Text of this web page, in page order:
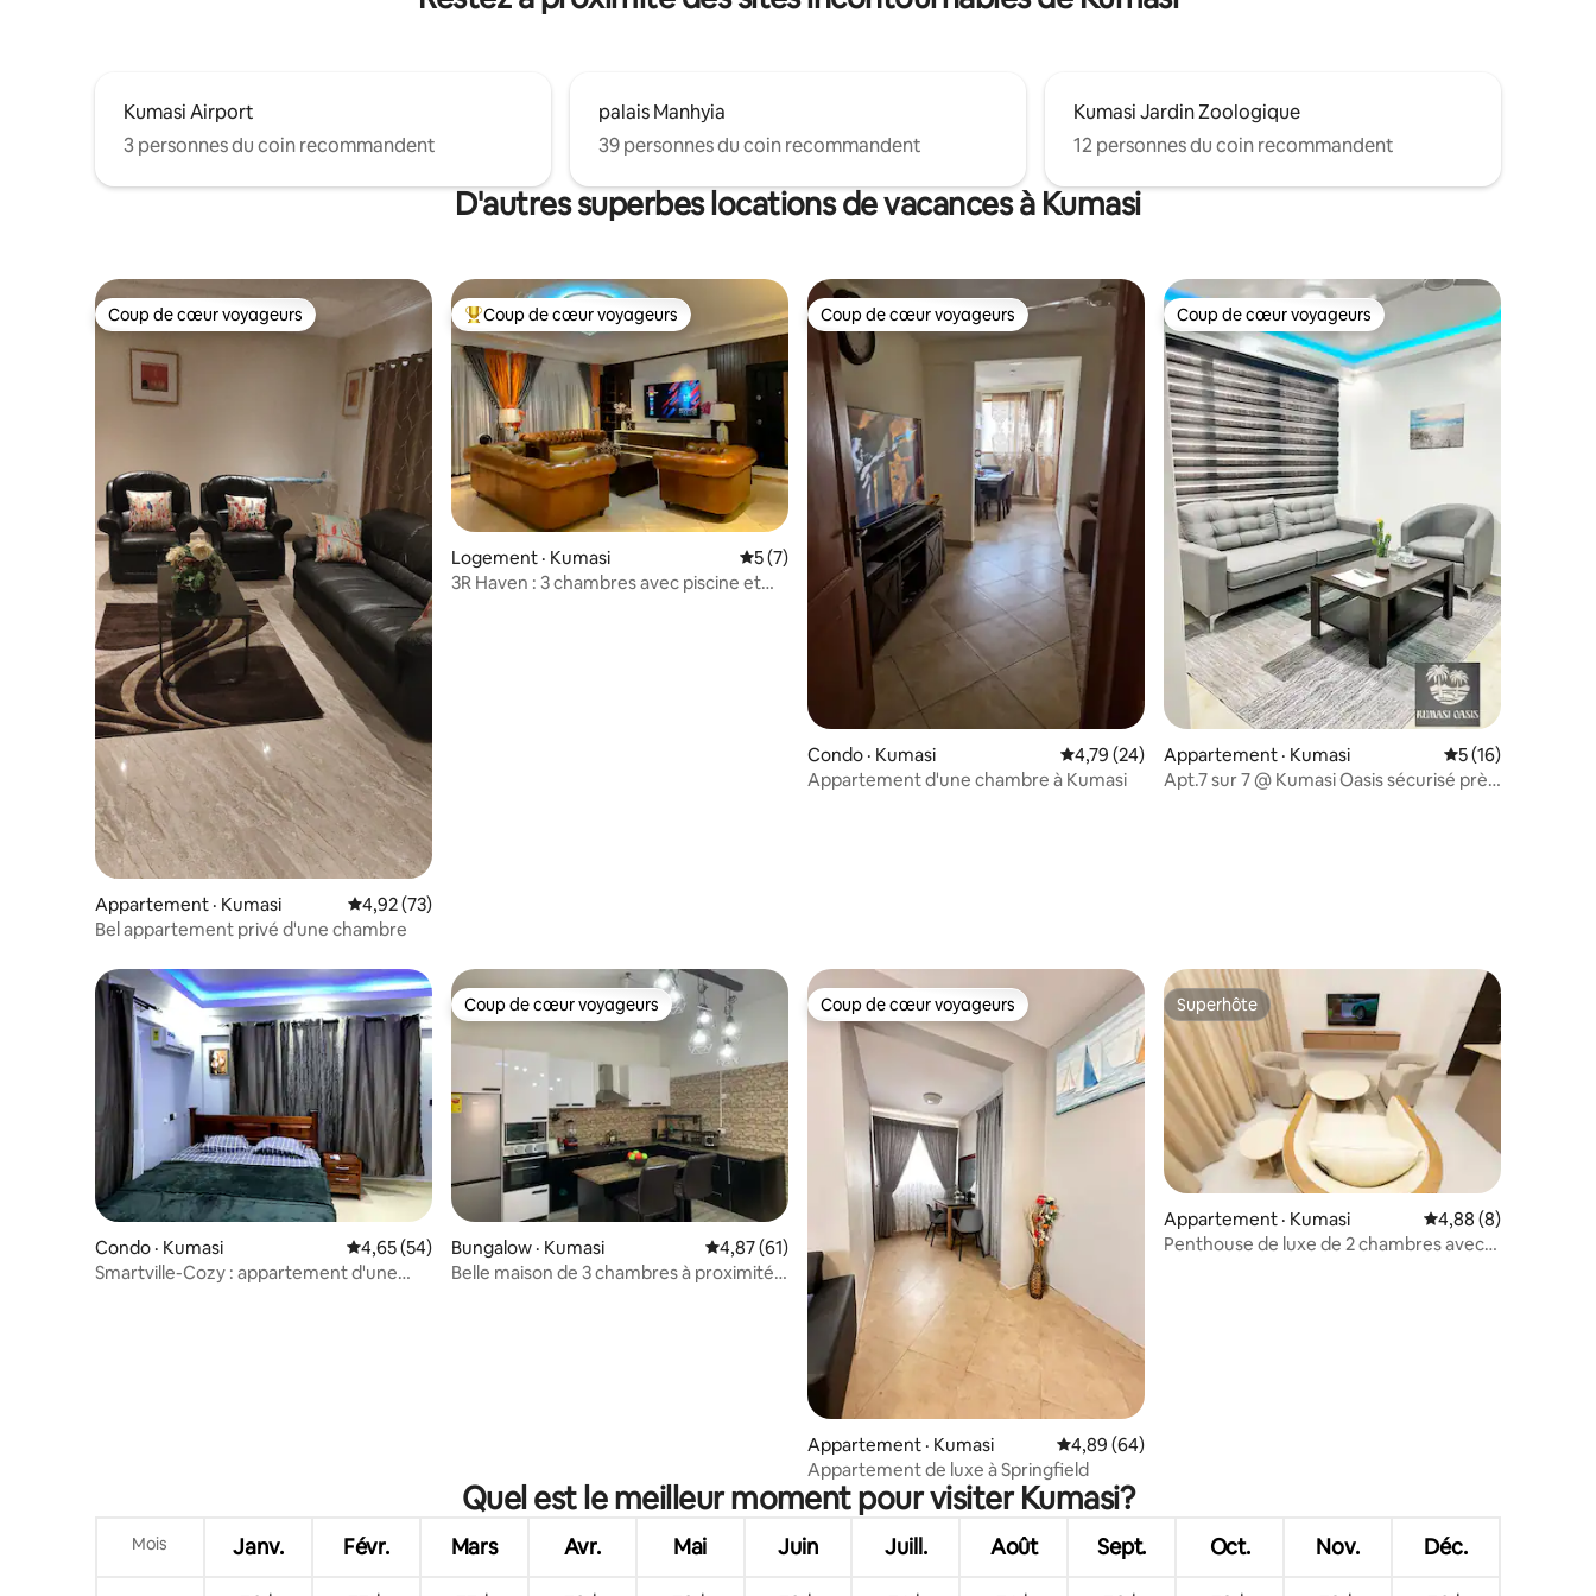
Kumasi • Idéal pour les séjours d'affaires
* Chambre propre et désinfectée.
Kumasi Airport
3 personnes du coin recommandent
palais Manhyia
39 personnes du coin recommandent
Kumasi Jardin Zoologique
12 personnes du coin recommandent
D'autres superbes locations de vacances à Kumasi
Coup de cœur voyageurs
Coup de cœur voyageurs
Appartement · Kumasi Note moyenne de 4,92 sur 5, 73 commentaires
4,92 (73)
Bel appartement privé d'une chambre
Coup de cœur voyageurs parmi les plus aimés
Coup de cœur voyageurs
Logement · Kumasi Note moyenne de 5 sur 5, 7 commentaires
5 (7)
3R Haven : 3 chambres avec piscine et
Coup de cœur voyageurs
Coup de cœur voyageurs
Condo · Kumasi Note moyenne de 4,79 sur 5, 24 commentaires
4,79 (24)
Appartement d'une chambre à Kumasi
Coup de cœur voyageurs
Coup de cœur voyageurs
Appartement · Kumasi Note moyenne de
5 (16)
Apt.7 sur 7 @ Kumasi Oasis sécurisé près
Condo · Kumasi Note moyenne de 4,65 sur 5, 54 commentaires
4,65 (54)
Smartville-Cozy : appartement d'une
Coup de cœur voyageurs
Coup de cœur voyageurs
Bungalow · Kumasi Note moyenne de 4,87 sur 5, 61 commentaires
4,87 (61)
Belle maison de 3 chambres à proximité
Coup de cœur voyageurs
Coup de cœur voyageurs
Appartement · Kumasi Note moyenne de 4,89 sur 5, 64 commentaires
4,89 (64)
Appartement de luxe à Springfield
Superhôte
Superhôte
Appartement · Kumasi Note moyenne de
4,88 (8)
Penthouse de luxe de 2 chambres avec
Quel est le meilleur moment pour visiter Kumasi?
Mois Janv. Févr. Mars Avr. Mai Juin Juill. Août Sept. Oct. Nov. Déc.